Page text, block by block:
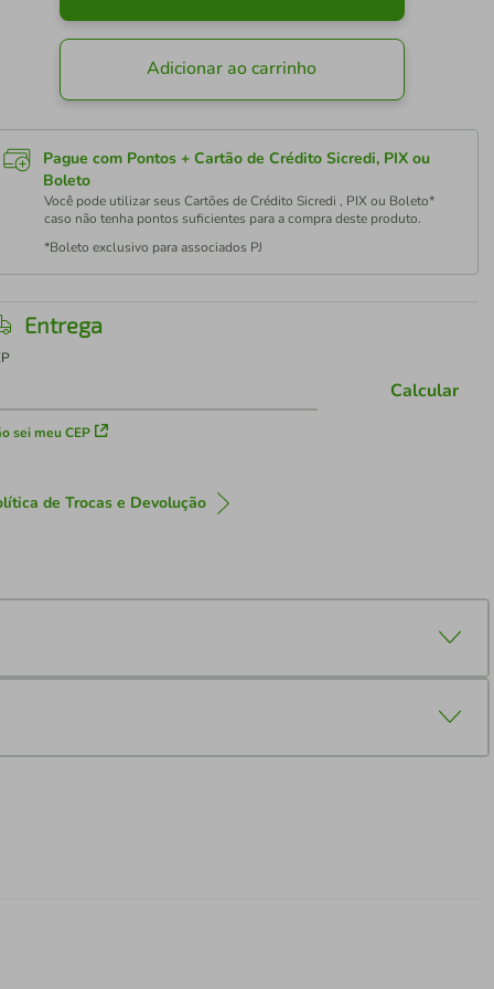
Adicionar ao carrinho
Pague com Pontos + Cartão de Crédito Sicredi, PIX ou
Boleto
Você pode utilizar seus Cartões de Crédito Sicredi , PIX ou Boleto*
caso não tenha pontos suficientes para a compra deste produto.
*Boleto exclusivo para associados PJ
Entrega
sei meu CEP
Calcular
de Trocas e Devolução